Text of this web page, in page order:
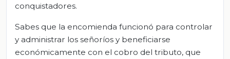
conquistadores.
Sabes que la encomienda funcionó para controlar
y administrar los señoríos y beneficiarse
económicamente con el cobro del tributo, que